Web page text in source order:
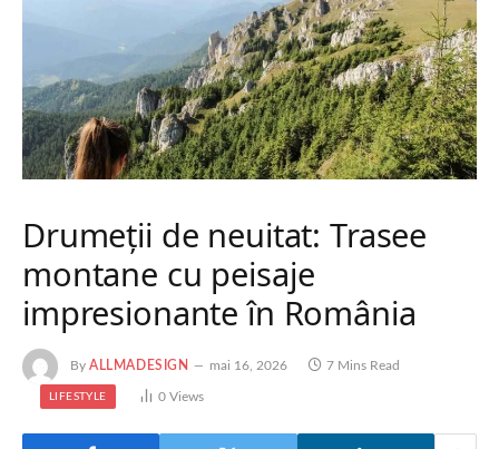
Drumeții de neuitat: Trasee
montane cu peisaje
impresionante în România
By ALLMADESIGN mai 16, 2026 7 Mins Read
LIFESTYLE 0 Views